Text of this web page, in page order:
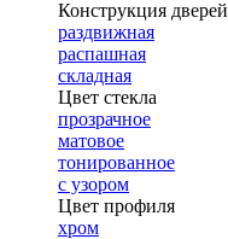
Конструкция дверей
раздвижная
распашная
складная
Цвет стекла
прозрачное
матовое
тонированное
с узором
Цвет профиля
хром